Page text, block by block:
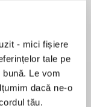
- mici fișiere
tale pe
Le vom
dacă ne-o
tău.
Menajera
Freida McFadden